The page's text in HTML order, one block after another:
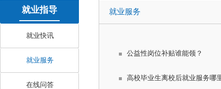
就业指导
就业快讯
就业服务
在线问答
就业服务
公益性岗位补贴谁能领？
高校毕业生离校后就业服务